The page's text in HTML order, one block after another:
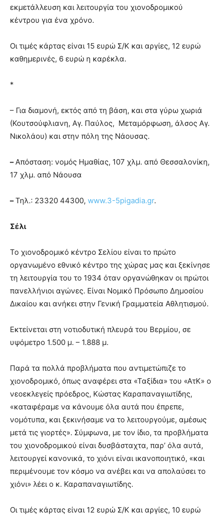
εκμετάλλευση και λειτουργία του χιονοδρομικού
κέντρου για ένα χρόνο.
Οι τιμές κάρτας είναι 15 ευρώ Σ/Κ και αργίες, 12 ευρώ
καθημερινές, 6 ευρώ η καρέκλα.
*
– Για διαμονή, εκτός από τη βάση, και στα γύρω χωριά
(Κουτσούφλιανη, Αγ. Παύλος, Μεταμόρφωση, άλσος Αγ.
Νικολάου) και στην πόλη της Νάουσας.
– Απόσταση: νομός Ημαθίας, 107 χλμ. από Θεσσαλονίκη,
17 χλμ. από Νάουσα
–Τηλ.: 23320 44300, www.3-5pigadia.gr.
Σέλι
Το χιονοδρομικό κέντρο Σελίου είναι το πρώτο
οργανωμένο εθνικό κέντρο της χώρας μας και ξεκίνησε
τη λειτουργία του το 1934 όταν οργανώθηκαν οι πρώτοι
πανελλήνιοι αγώνες. Είναι Νομικό Πρόσωπο Δημοσίου
Δικαίου και ανήκει στην Γενική Γραμματεία Αθλητισμού.
Εκτείνεται στη νοτιοδυτική πλευρά του Βερμίου, σε
υψόμετρο 1.500 μ. – 1.888 μ.
Παρά τα πολλά προβλήματα που αντιμετώπιζε το
χιονοδρομικό, όπως αναφέρει στα «Ταξίδια» του «ΑτΚ» ο
νεοεκλεγείς πρόεδρος, Κώστας Καραπαναγιωτίδης,
«καταφέραμε να κάνουμε όλα αυτά που έπρεπε,
νομότυπα, και ξεκινήσαμε να το λειτουργούμε, αμέσως
μετά τις γιορτές». Σύμφωνα, με τον ίδιο, τα προβλήματα
του χιονοδρομικού είναι δυσβάσταχτα, παρ’ όλα αυτά,
λειτουργεί κανονικά, το χιόνι είναι ικανοποιητικό, «και
περιμένουμε τον κόσμο να ανέβει και να απολαύσει το
χιόνι» λέει ο κ. Καραπαναγιωτίδης.
Οι τιμές κάρτας είναι 12 ευρώ Σ/Κ και αργίες, 10 ευρώ